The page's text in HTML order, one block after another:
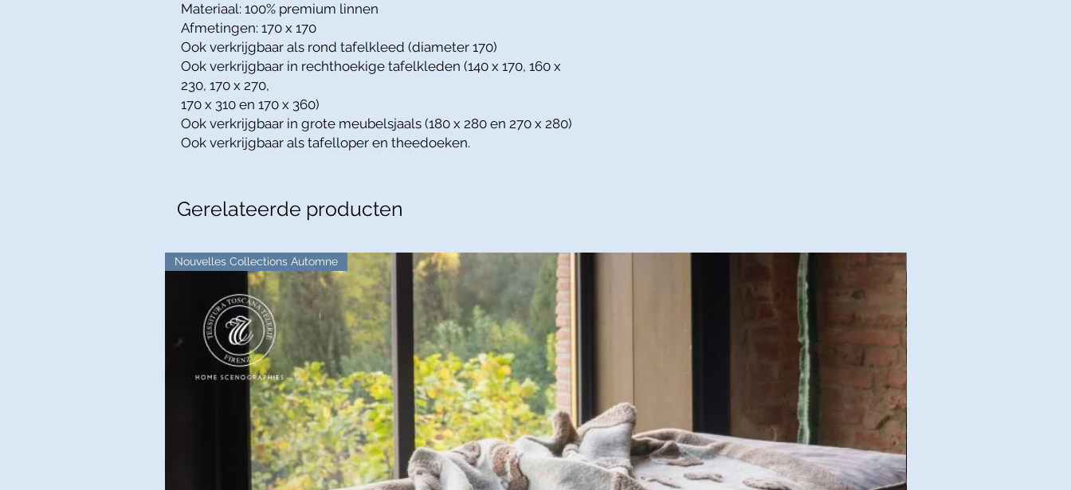
Materiaal: 100% premium linnen
Afmetingen: 170 x 170
Ook verkrijgbaar als rond tafelkleed (diameter 170)
Ook verkrijgbaar in rechthoekige tafelkleden (140 x 170, 160 x
230, 170 x 270,
170 x 310 en 170 x 360)
Ook verkrijgbaar in grote meubelsjaals (180 x 280 en 270 x 280)
Ook verkrijgbaar als tafelloper en theedoeken.
Gerelateerde producten
Nouvelles Collections Automne